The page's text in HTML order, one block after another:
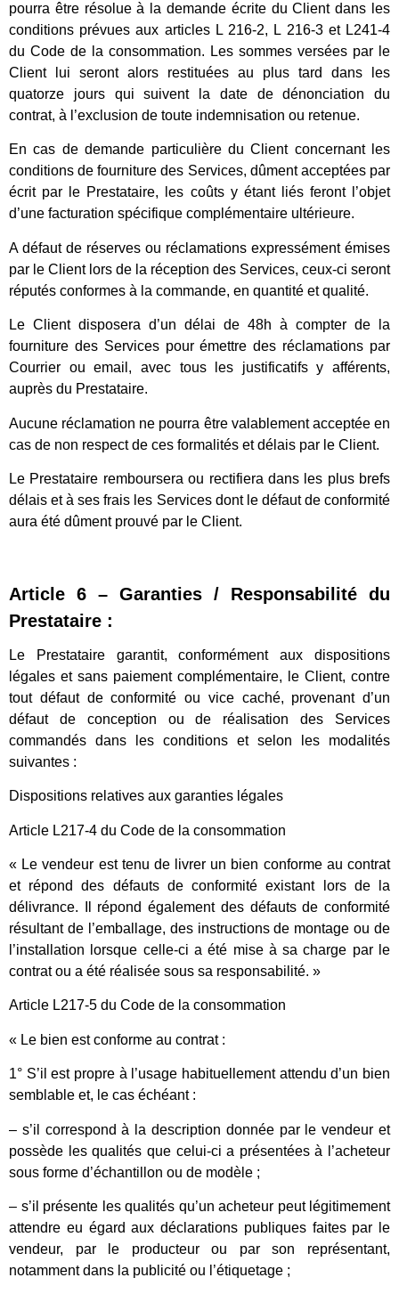
pourra être résolue à la demande écrite du Client dans les
conditions prévues aux articles L 216-2, L 216-3 et L241-4
du Code de la consommation. Les sommes versées par le
Client lui seront alors restituées au plus tard dans les
quatorze jours qui suivent la date de dénonciation du
contrat, à l’exclusion de toute indemnisation ou retenue.
En cas de demande particulière du Client concernant les
conditions de fourniture des Services, dûment acceptées par
écrit par le Prestataire, les coûts y étant liés feront l’objet
d’une facturation spécifique complémentaire ultérieure.
A défaut de réserves ou réclamations expressément émises
par le Client lors de la réception des Services, ceux-ci seront
réputés conformes à la commande, en quantité et qualité.
Le Client disposera d’un délai de 48h à compter de la
fourniture des Services pour émettre des réclamations par
Courrier ou email, avec tous les justificatifs y afférents,
auprès du Prestataire.
Aucune réclamation ne pourra être valablement acceptée en
cas de non respect de ces formalités et délais par le Client.
Le Prestataire remboursera ou rectifiera dans les plus brefs
délais et à ses frais les Services dont le défaut de conformité
aura été dûment prouvé par le Client.
Article 6 – Garanties / Responsabilité du
Prestataire :
Le Prestataire garantit, conformément aux dispositions
légales et sans paiement complémentaire, le Client, contre
tout défaut de conformité ou vice caché, provenant d’un
défaut de conception ou de réalisation des Services
commandés dans les conditions et selon les modalités
suivantes :
Dispositions relatives aux garanties légales
Article L217-4 du Code de la consommation
« Le vendeur est tenu de livrer un bien conforme au contrat
et répond des défauts de conformité existant lors de la
délivrance. Il répond également des défauts de conformité
résultant de l’emballage, des instructions de montage ou de
l’installation lorsque celle-ci a été mise à sa charge par le
contrat ou a été réalisée sous sa responsabilité. »
Article L217-5 du Code de la consommation
« Le bien est conforme au contrat :
1° S’il est propre à l’usage habituellement attendu d’un bien
semblable et, le cas échéant :
– s’il correspond à la description donnée par le vendeur et
possède les qualités que celui-ci a présentées à l’acheteur
sous forme d’échantillon ou de modèle ;
– s’il présente les qualités qu’un acheteur peut légitimement
attendre eu égard aux déclarations publiques faites par le
vendeur, par le producteur ou par son représentant,
notamment dans la publicité ou l’étiquetage ;